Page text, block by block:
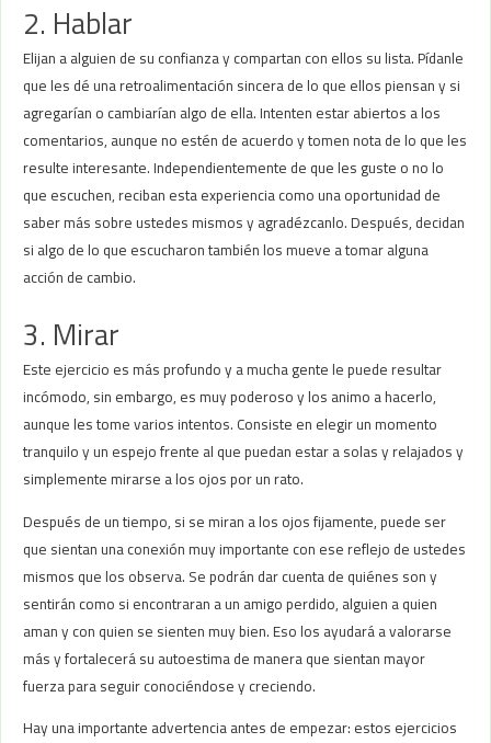
2. Hablar
Elijan a alguien de su confianza y compartan con ellos su lista. Pídanle
que les dé una retroalimentación sincera de lo que ellos piensan y si
agregarían o cambiarían algo de ella. Intenten estar abiertos a los
comentarios, aunque no estén de acuerdo y tomen nota de lo que les
resulte interesante. Independientemente de que les guste o no lo
que escuchen, reciban esta experiencia como una oportunidad de
saber más sobre ustedes mismos y agradézcanlo. Después, decidan
si algo de lo que escucharon también los mueve a tomar alguna
acción de cambio.
3. Mirar
Este ejercicio es más profundo y a mucha gente le puede resultar
incómodo, sin embargo, es muy poderoso y los animo a hacerlo,
aunque les tome varios intentos. Consiste en elegir un momento
tranquilo y un espejo frente al que puedan estar a solas y relajados y
simplemente mirarse a los ojos por un rato.
Después de un tiempo, si se miran a los ojos fijamente, puede ser
que sientan una conexión muy importante con ese reflejo de ustedes
mismos que los observa. Se podrán dar cuenta de quiénes son y
sentirán como si encontraran a un amigo perdido, alguien a quien
aman y con quien se sienten muy bien. Eso los ayudará a valorarse
más y fortalecerá su autoestima de manera que sientan mayor
fuerza para seguir conociéndose y creciendo.
Hay una importante advertencia antes de empezar: estos ejercicios